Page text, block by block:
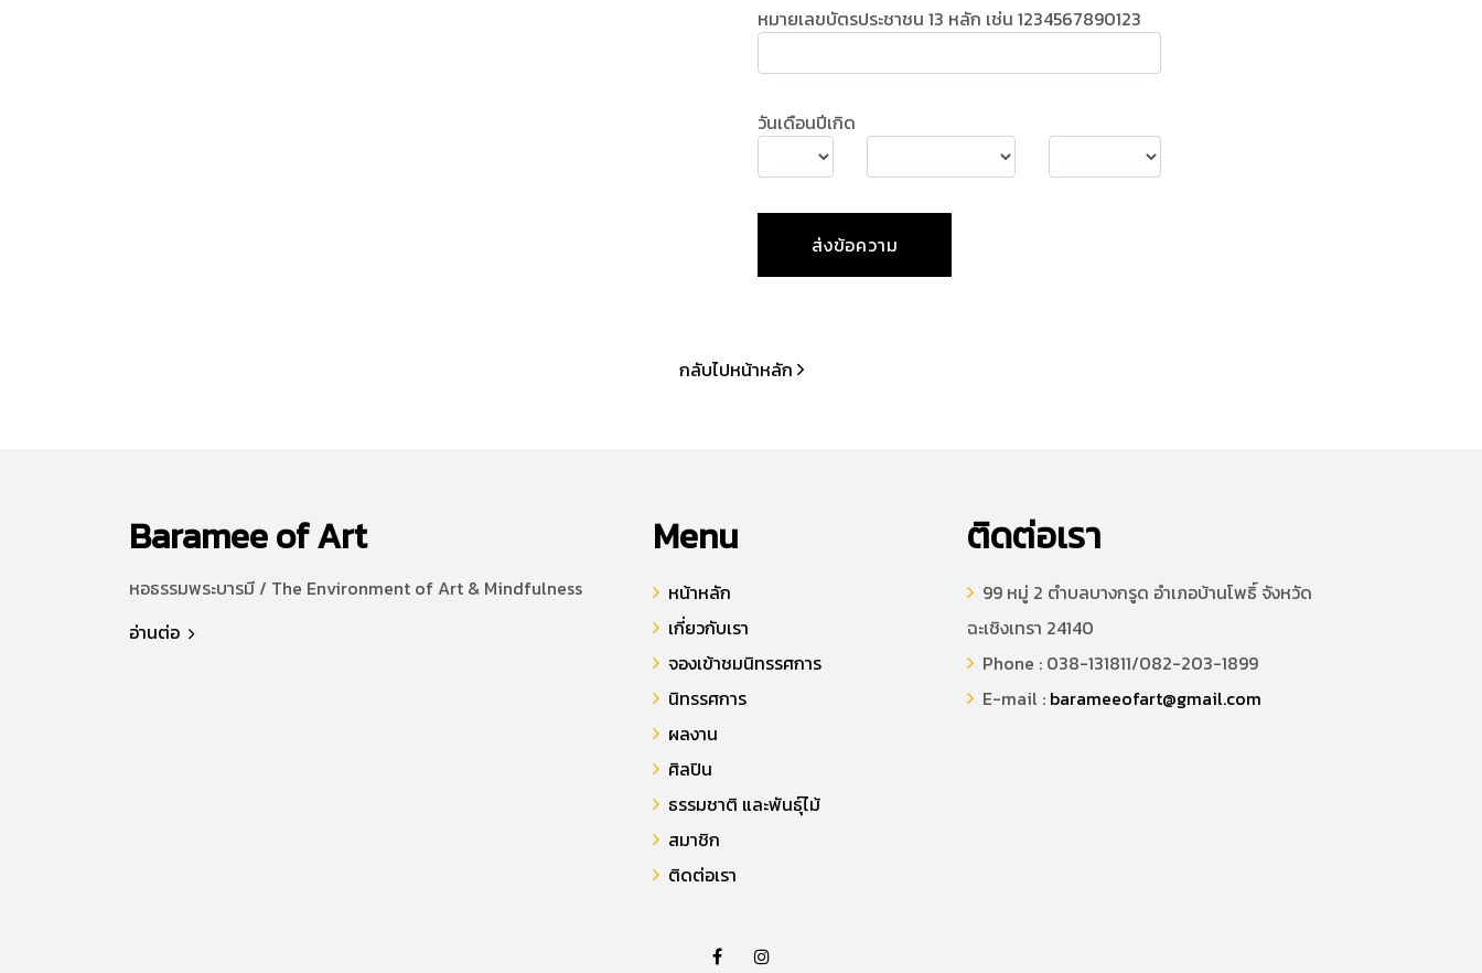
หมายเลขบัตรประชาชน 13 หลัก เช่น 1234567890123
วันเดือนปีเกิด
กลับไปหน้าหลัก
Baramee of Art
หอธรรมพระบารมี / The Environment of Art & Mindfulness
อ่านต่อ
Menu
หน้าหลัก
เกี่ยวกับเรา
จองเข้าชมนิทรรศการ
นิทรรศการ
ผลงาน
ศิลปิน
ธรรมชาติ และพันธุ์ไม้
สมาชิก
ติดต่อเรา
ติดต่อเรา
99 หมู่ 2 ตำบลบางกรูด อำเภอบ้านโพธิ์ จังหวัด
ฉะเชิงเทรา 24140
Phone : 038-131811/082-203-1899
E-mail : barameeofart@gmail.com